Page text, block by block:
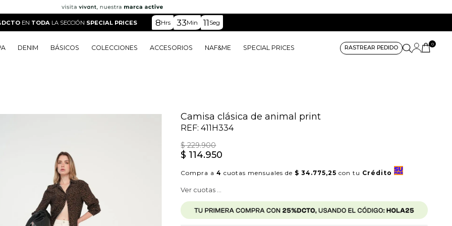
EN TODA LA SECCIÓN SPECIAL PRICES 8Hrs 33Min 10Seg
DENIM BÁSICOS COLECCIONES ACCESORIOS NAF&ME SPECIAL PRICES RASTREAR PEDIDO
0
Camisa clásica de animal print
REF:411H334
$ 229.900
$ 114.950
Compra a4 cuotas mensuales de $ 34.775,25 con tu Crédito
Ver cuotas ...